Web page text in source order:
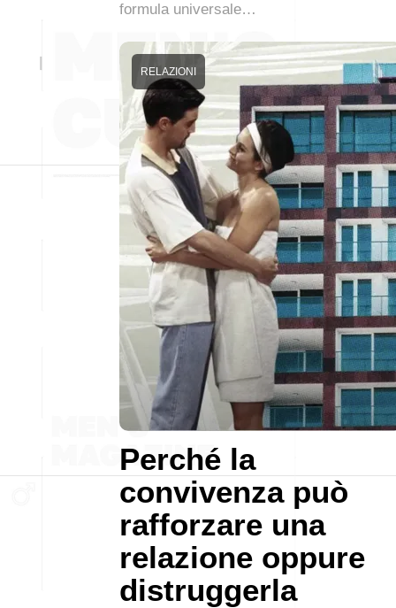
formula universale…
Perché la
convivenza può
rafforzare una
relazione oppure
distruggerla
RELAZIONI